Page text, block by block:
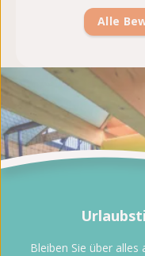
Alle
Bleiben Sie über